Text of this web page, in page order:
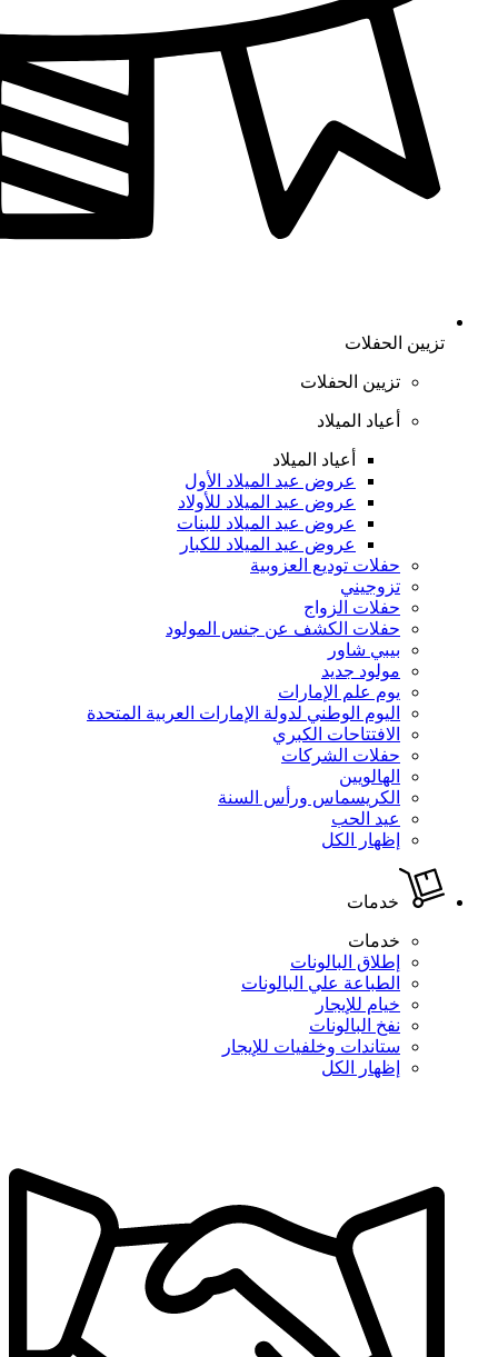
تزيين الحفلات
تزيين الحفلات
أعياد الميلاد
أعياد الميلاد
عروض عيد الميلاد الأول
عروض عيد الميلاد للأولاد
عروض عيد الميلاد للبنات
عروض عيد الميلاد للكبار
حفلات توديع العزوبية
تزوجيني
حفلات الزواج
حفلات الكشف عن جنس المولود
بيبي شاور
مولود جديد
يوم علم الإمارات
اليوم الوطني لدولة الإمارات العربية المتحدة
الافتتاحات الكبري
حفلات الشركات
الهالويين
الكريسماس ورأس السنة
عيد الحب
إظهار الكل
خدمات
خدمات
إطلاق البالونات
الطباعة علي البالونات
خيام للإيجار
نفخ البالونات
ستاندات وخلفيات للإيجار
إظهار الكل